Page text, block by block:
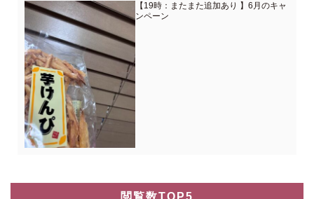
【19時：またまた追加あり 】6月のキャ
ンペーン